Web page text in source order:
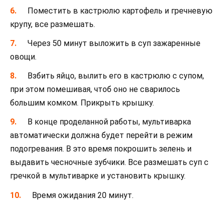
Поместить в кастрюлю картофель и гречневую
крупу, все размешать.
Через 50 минут выложить в суп зажаренные
овощи.
Взбить яйцо, вылить его в кастрюлю с супом,
при этом помешивая, чтоб оно не сварилось
большим комком. Прикрыть крышку.
В конце проделанной работы, мультиварка
автоматически должна будет перейти в режим
подогревания. В это время покрошить зелень и
выдавить чесночные зубчики. Все размешать суп с
гречкой в мультиварке и установить крышку.
Время ожидания 20 минут.